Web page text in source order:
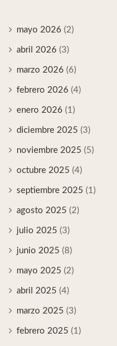
mayo 2026 (2)
abril 2026 (3)
marzo 2026 (6)
febrero 2026 (4)
enero 2026 (1)
diciembre 2025 (3)
noviembre 2025 (5)
octubre 2025 (4)
septiembre 2025 (1)
agosto 2025 (2)
julio 2025 (3)
junio 2025 (8)
mayo 2025 (2)
abril 2025 (4)
marzo 2025 (3)
febrero 2025 (1)